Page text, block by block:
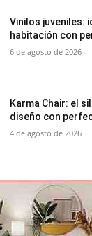
Vinilos juveniles:
habitación con
6 de agosto de 2026
Karma Chair: el
diseño con
4 de agosto de 2026